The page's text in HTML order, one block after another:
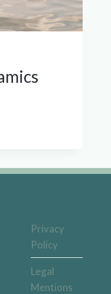
Privacy
Policy
Legal
Mentions